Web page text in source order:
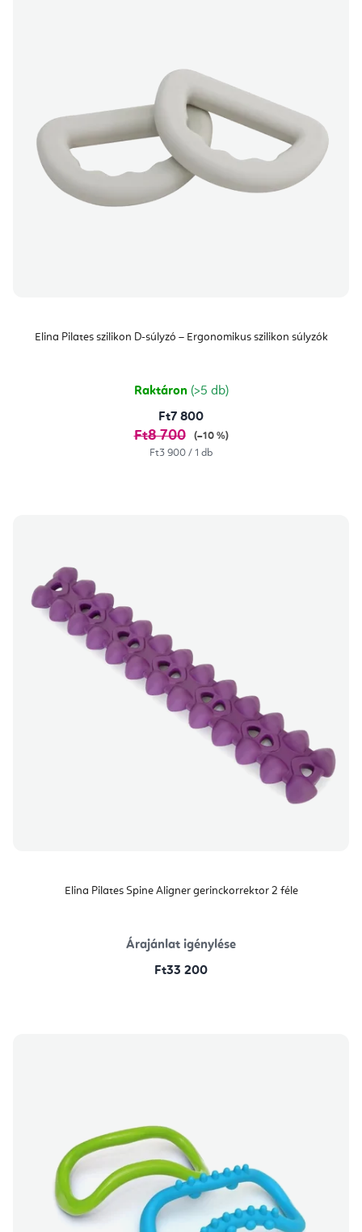
Elina Pilates szilikon D-súlyzó – Ergonomikus szilikon súlyzók
Raktáron (>5 db)
Ft7 800
Ft8 700
(–10 %)
Egységár:
Ft3 900 / 1 db
Elina Pilates Spine Aligner gerinckorrektor 2 féle
Árajánlat igénylése
Ft33 200